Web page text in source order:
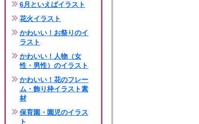
6月といえばイラスト
花火イラスト
かわいい！お祭りのイ
ラスト
かわいい！人物（女
性・男性）のイラスト
かわいい！花のフレー
ム・飾り枠イラスト素
材
保育園・園児のイラス
ト